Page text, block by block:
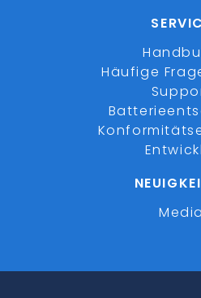
Häufige
Media